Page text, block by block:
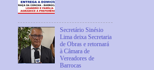
Secretário Sinésio
Lima deixa Secretaria
de Obras e retornará
à Câmara de
Vereadores de
Barrocas